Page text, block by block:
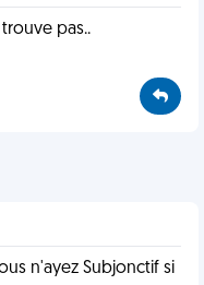
pas..
n'ayez Subjonctif si